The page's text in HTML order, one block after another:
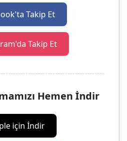
Takip Et
Takip Et
Hemen İndir
için İndir